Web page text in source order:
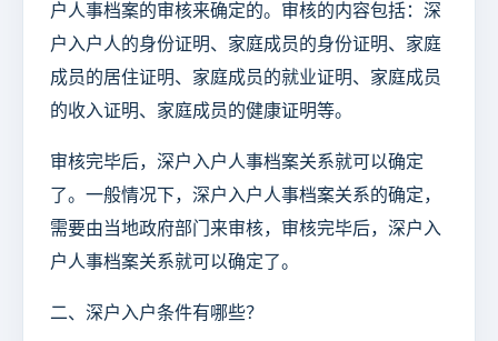
户人事档案的审核来确定的。审核的内容包括：深
户入户人的身份证明、家庭成员的身份证明、家庭
成员的居住证明、家庭成员的就业证明、家庭成员
的收入证明、家庭成员的健康证明等。
审核完毕后，深户入户人事档案关系就可以确定
了。一般情况下，深户入户人事档案关系的确定，
需要由当地政府部门来审核，审核完毕后，深户入
户人事档案关系就可以确定了。
二、深户入户条件有哪些？